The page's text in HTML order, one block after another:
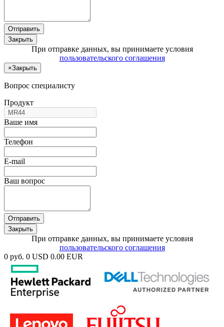
Отправить
Закрыть
При отправке данных, вы принимаете условия
пользовательского соглашения
×Закрыть
Вопрос специалисту
Продукт
Ваше имя
Телефон
E-mail
Ваш вопрос
Отправить
Закрыть
При отправке данных, вы принимаете условия
пользовательского соглашения
0 руб. 0 USD 0.00 EUR